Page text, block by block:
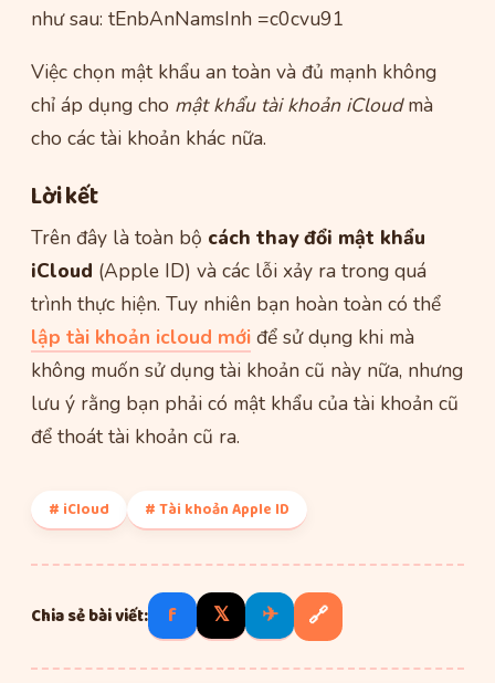
như sau: tEnbAnNamsInh =c0cvu91
Việc chọn mật khẩu an toàn và đủ mạnh không
chỉ áp dụng cho mật khẩu tài khoản iCloudmà
cho các tài khoản khác nữa.
Lời kết
Trên đây là toàn bộ cách thay đổi mật khẩu
iCloud (Apple ID) và các lỗi xảy ra trong quá
trình thực hiện. Tuy nhiên bạn hoàn toàn có thể
lập tài khoản icloud mới để sử dụng khi mà
không muốn sử dụng tài khoản cũ này nữa, nhưng
lưu ý rằng bạn phải có mật khẩu của tài khoản cũ
để thoát tài khoản cũ ra.
# iCloud # Tài khoản Apple ID
Chia sẻ bài viết: f 𝕏 ✈ 🔗